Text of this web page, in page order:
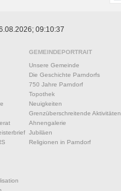
09:10:37
GEMEINDEPORTRAIT
Unsere Gemeinde
Die Geschichte Parndorfs
750 Jahre Parndorf
Topothek
Neuigkeiten
Grenzüberschreitende Aktivitäten
Ahnengalerie
Jubiläen
Religionen in Parndorf